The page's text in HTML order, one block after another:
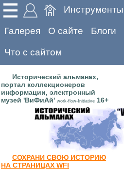
Инструменты
Галерея О сайте Блоги
Что с сайтом
Исторический альманах,
портал коллекционеров
информации, электронный
музей 'ВиФиАй' work-flow-Initiative 16+
СОХРАНИ СВОЮ ИСТОРИЮ
НА СТРАНИЦАХ WFI